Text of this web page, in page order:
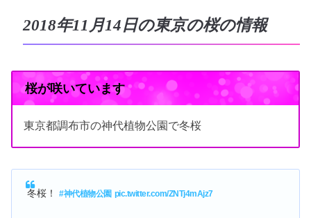
2018年11月14日の東京の桜の情報
桜が咲いています
東京都調布市の神代植物公園で冬桜
冬桜！ #神代植物公園 pic.twitter.com/ZNTj4mAjz7